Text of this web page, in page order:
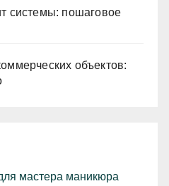
системы: пошаговое
объектов:
мастера маникюра